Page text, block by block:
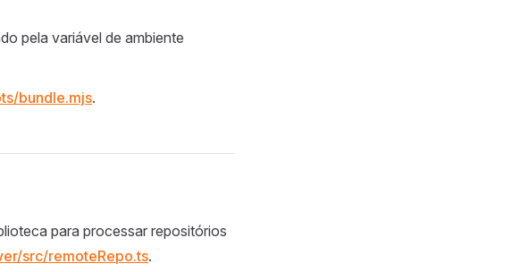
pela variável de ambiente
bundle.mjs.
para processar repositórios
src/remoteRepo.ts.